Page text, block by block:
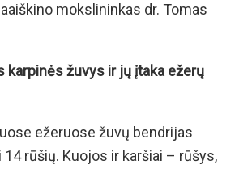
mokslininkas dr. Tomas
karpinės žuvys ir jų įtaka ežerų
ežeruose žuvų bendrijas
14 rūšių. Kuojos ir karšiai – rūšys,